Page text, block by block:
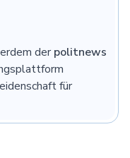
derpolitnews
für